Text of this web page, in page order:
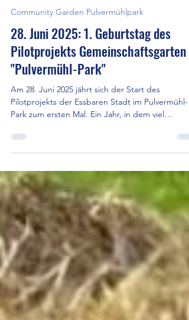
Essbare Stadt Linz
28. Juni 2025
5 Min. Lesezeit
Community Garden Pulvermühlpark
28. Juni 2025: 1. Geburtstag des
Pilotprojekts Gemeinschaftsgarten
"Pulvermühl-Park"
Am 28. Juni 2025 jährt sich der Start des
Park zum ersten Mal. Ein Jahr, in dem viel
gewachsen ist: Pflanzen, Ideen, Begegnungen
weitere Projekte in Linz: Gemeinschaftsgärten als
Orte der Begegnung, der Bewusstseinsbildung,
der Kenntnis über Essbares - auch in Deiner
Umgebung, über Perma- und Wildgemüse,
Methoden des einfachen Gärtners ...